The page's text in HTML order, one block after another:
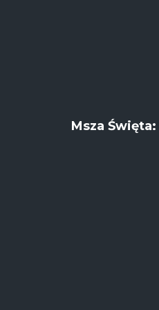
Msza Święta: